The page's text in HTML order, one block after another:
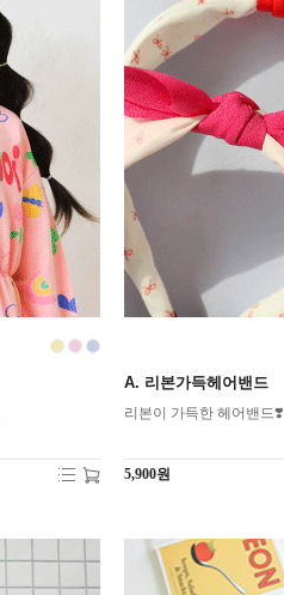
A. 리본가득헤어밴드
리본이 가득한 헤어밴드❣️
5,900원